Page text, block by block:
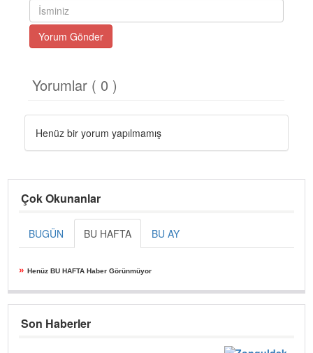
Yorum Gönder
Yorumlar ( 0 )
Henüz bir yorum yapılmamış
Çok Okunanlar
BUGÜN BU HAFTA BU AY
» Henüz BU HAFTA Haber Görünmüyor
Son Haberler